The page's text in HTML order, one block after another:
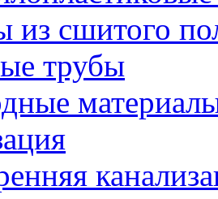
из сшитого
трубы